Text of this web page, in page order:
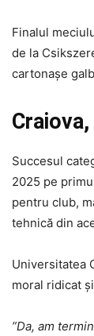
Finalul
de la
cartonașe
Succesul
2025 pe
pentru club,
tehnică din
Universitatea
moral ridicat
”Da, am